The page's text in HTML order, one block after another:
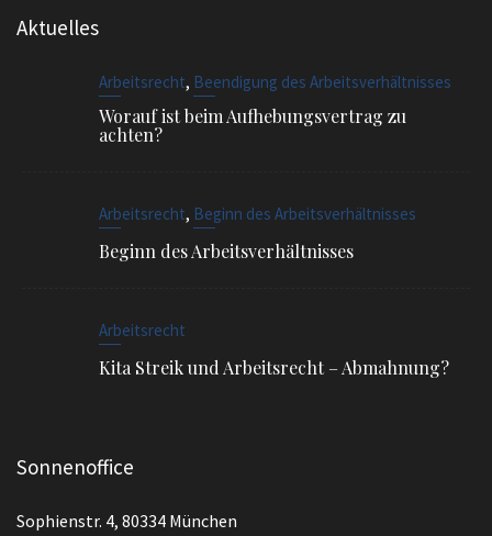
Aktuelles
Arbeitsrecht, Beendigung des Arbeitsverhältnisses
Worauf ist beim Aufhebungsvertrag zu
achten?
Arbeitsrecht, Beginn des Arbeitsverhältnisses
Beginn des Arbeitsverhältnisses
Arbeitsrecht
Kita Streik und Arbeitsrecht – Abmahnung?
Sonnenoffice
Sophienstr. 4, 80334 München